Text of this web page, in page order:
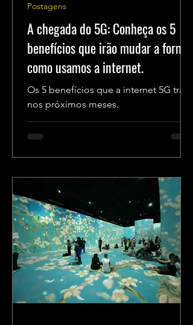
A chegada do 5G: Conheça os 5
benefícios que irão mudar a forma
como usamos a internet.
Os 5 benefícios que a internet 5G trará
nos próximos meses.
Postagens